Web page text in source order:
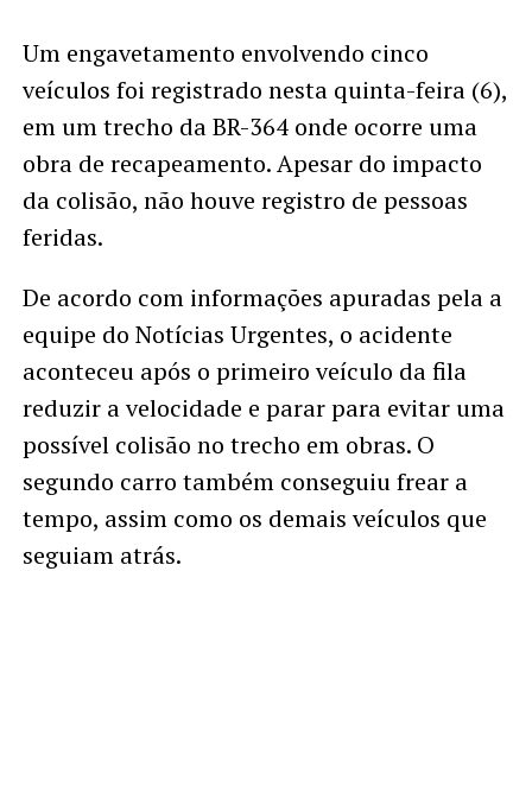
Um engavetamento envolvendo cinco
veículos foi registrado nesta quinta-feira (6),
em um trecho da BR-364 onde ocorre uma
obra de recapeamento. Apesar do impacto
da colisão, não houve registro de pessoas
feridas.
De acordo com informações apuradas pela a
equipe do Notícias Urgentes, o acidente
aconteceu após o primeiro veículo da fila
reduzir a velocidade e parar para evitar uma
possível colisão no trecho em obras. O
segundo carro também conseguiu frear a
tempo, assim como os demais veículos que
seguiam atrás.